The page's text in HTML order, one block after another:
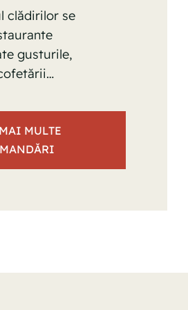
clădirilor se
gusturile,
MULTE